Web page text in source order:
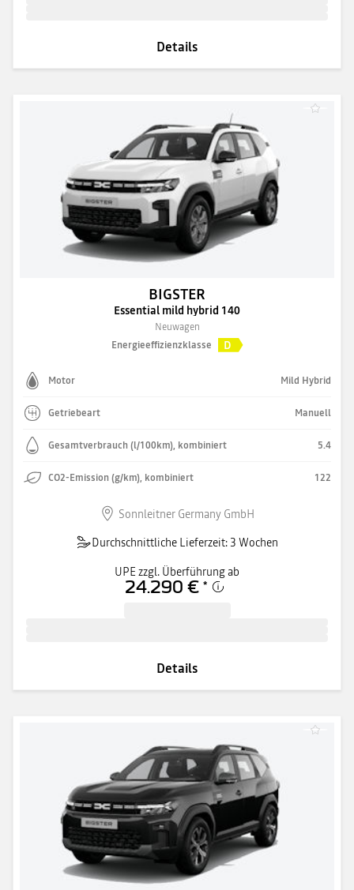
Details
BIGSTER
Essential mild hybrid 140
Neuwagen
Energieeffizienzklasse
D
Motor Mild Hybrid
Getriebeart Manuell
Gesamtverbrauch (l/100km), kombiniert 5.4
CO2-Emission (g/km), kombiniert 122
Sonnleitner Germany GmbH
Durchschnittliche Lieferzeit: 3 Wochen
UPE zzgl. Überführung ab
24.290 € *
Details